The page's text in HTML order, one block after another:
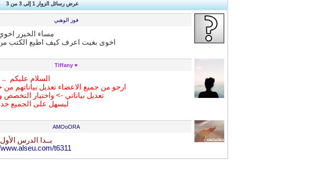
عرض رسائل الزوار 1 إلى 3 من 3
فوز الوهبي
مساء الخيرر
اخوي بغيت اعرف كيف اطبع الكتب من
♥ Tiffany
السلام عليكم
..
ارجو من جميع الاعضاء تعديل بياناتهم
تعديل بياناتي -> واختيار
ليسهل على الجميع
AMOoORA
بــدا الدرس الأول
t6311/